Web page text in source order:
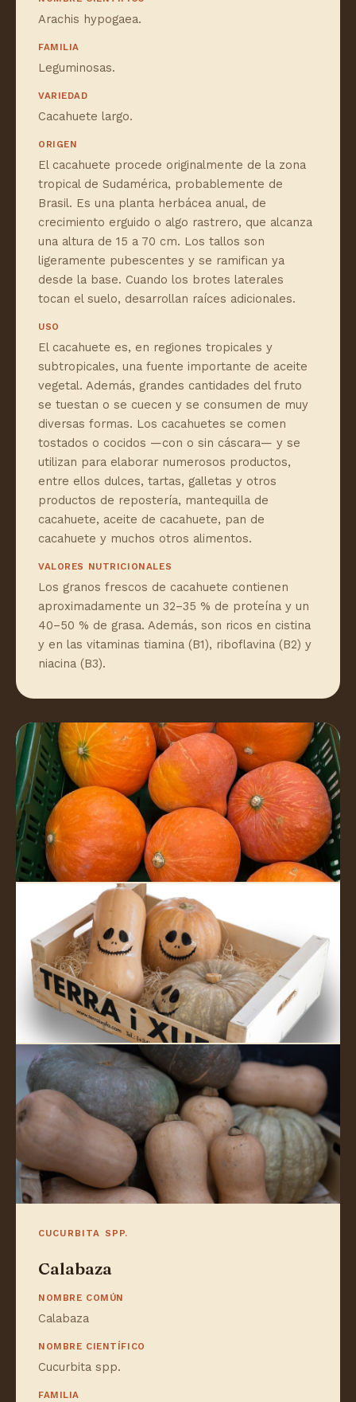
Arachis hypogaea.
FAMILIA
Leguminosas.
VARIEDAD
Cacahuete largo.
ORIGEN
El cacahuete procede originalmente de la zona
tropical de Sudamérica, probablemente de
Brasil. Es una planta herbácea anual, de
crecimiento erguido o algo rastrero, que alcanza
una altura de 15 a 70 cm. Los tallos son
ligeramente pubescentes y se ramifican ya
desde la base. Cuando los brotes laterales
tocan el suelo, desarrollan raíces adicionales.
USO
El cacahuete es, en regiones tropicales y
subtropicales, una fuente importante de aceite
vegetal. Además, grandes cantidades del fruto
se tuestan o se cuecen y se consumen de muy
diversas formas. Los cacahuetes se comen
tostados o cocidos —con o sin cáscara— y se
utilizan para elaborar numerosos productos,
entre ellos dulces, tartas, galletas y otros
productos de repostería, mantequilla de
cacahuete, aceite de cacahuete, pan de
cacahuete y muchos otros alimentos.
VALORES NUTRICIONALES
Los granos frescos de cacahuete contienen
aproximadamente un 32–35 % de proteína y un
40–50 % de grasa. Además, son ricos en cistina
y en las vitaminas tiamina (B1), riboflavina (B2) y
niacina (B3).
CUCURBITA SPP.
Calabaza
NOMBRE COMÚN
Calabaza
NOMBRE CIENTÍFICO
Cucurbita spp.
FAMILIA